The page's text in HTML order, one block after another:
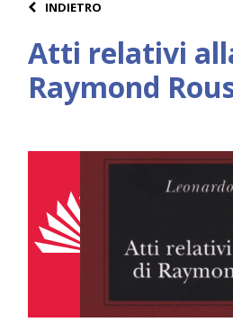
INDIETRO
Atti relativi
Raymond